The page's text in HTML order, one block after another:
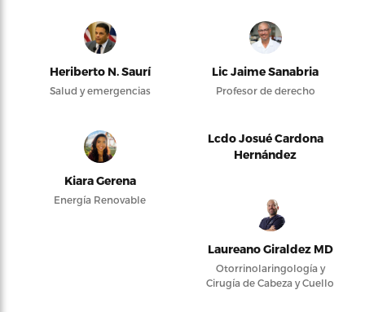
Heriberto N. Saurí
Salud y emergencias
Lic Jaime Sanabria
Profesor de derecho
Kiara Gerena
Energía Renovable
Lcdo Josué Cardona
Hernández
Laureano Giraldez MD
Otorrinolaringología y
Cirugía de Cabeza y Cuello